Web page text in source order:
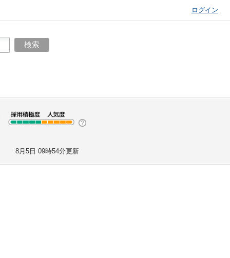
ログイン
8月5日 09時54分更新